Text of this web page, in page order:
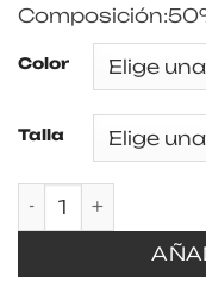
Color
Talla
Camiseta